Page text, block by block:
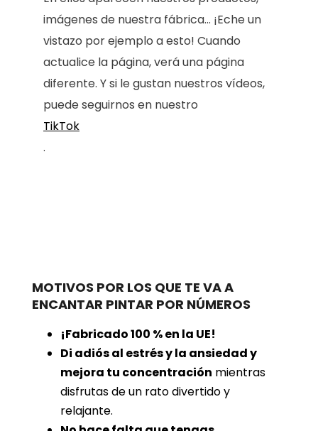
imágenes de nuestra fábrica... ¡Eche un
vistazo por ejemplo a esto! Cuando
actualice la página, verá una página
diferente. Y si le gustan nuestros vídeos,
puede seguirnos en nuestro
TikTok
.
MOTIVOS POR LOS QUE TE VA A
ENCANTAR PINTAR POR NÚMEROS
¡Fabricado 100 % en la UE!
Di adiós al estrés y la ansiedad y
mejora tu concentración mientras
disfrutas de un rato divertido y
relajante.